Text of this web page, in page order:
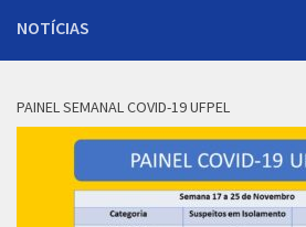
NOTÍCIAS
PAINEL SEMANAL COVID-19 UFPEL